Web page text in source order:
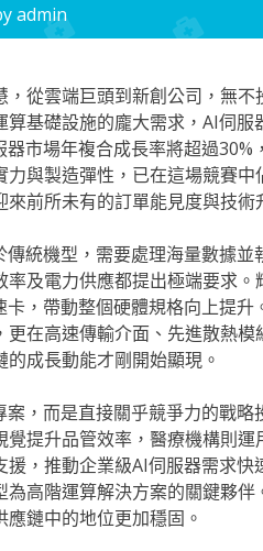
admin
從雲端巨頭到新創公司，無
算基礎設施的龐大需求，AI伺
市場年複合成長率將超過
與製造彈性，已在這場競賽
前所未有的訂單能見度與技術
統機型，需要處理海量數據
率及電力供應都提出極端要求
，帶動整個硬體規格向上提
在高速傳輸介面、先進散熱
成長動能才剛開始顯現。
，而是直接關乎競爭力的戰
覺提升品管效率，醫療機構則
援，推動企業級AI伺服器需求
高階運算解決方案的關鍵夥
鏈中的地位更加穩固。